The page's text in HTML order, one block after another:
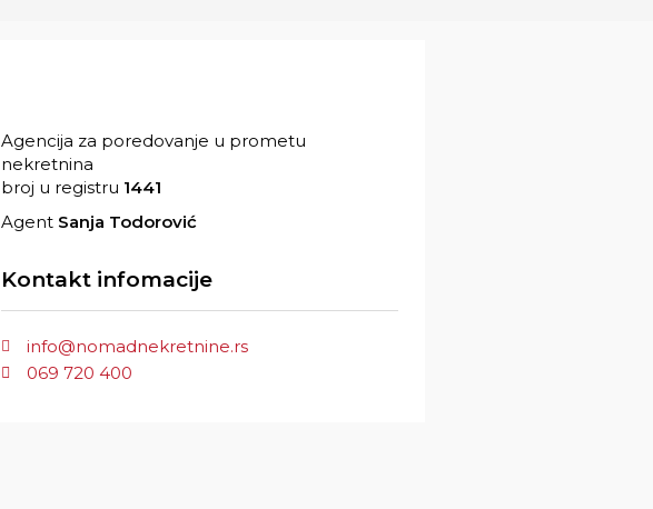
Agencija za poredovanje u prometu
nekretnina
broj u registru 1441
Agent Sanja Todorović
Kontakt infomacije
info@nomadnekretnine.rs
069 720 400